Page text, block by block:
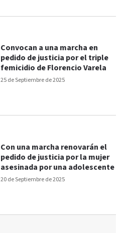
25 de Septiembre de 2025
Convocan a una marcha en
pedido de justicia por el triple
femicidio de Florencio Varela
20 de Septiembre de 2025
Con una marcha renovarán el
pedido de justicia por la mujer
asesinada por una adolescente